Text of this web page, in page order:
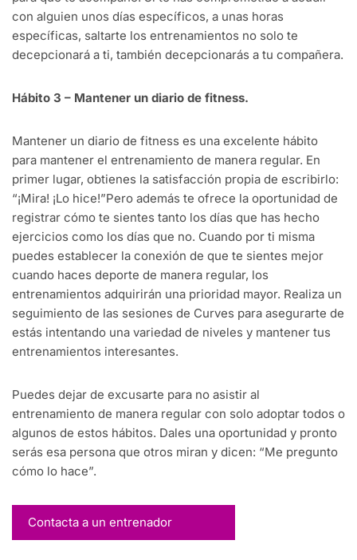
con alguien unos días específicos, a unas horas
específicas, saltarte los entrenamientos no solo te
decepcionará a ti, también decepcionarás a tu compañera.
Hábito 3 – Mantener un diario de fitness.
Mantener un diario de fitness es una excelente hábito
para mantener el entrenamiento de manera regular. En
primer lugar, obtienes la satisfacción propia de escribirlo:
“¡Mira! ¡Lo hice!”Pero además te ofrece la oportunidad de
registrar cómo te sientes tanto los días que has hecho
ejercicios como los días que no. Cuando por ti misma
puedes establecer la conexión de que te sientes mejor
cuando haces deporte de manera regular, los
entrenamientos adquirirán una prioridad mayor. Realiza un
seguimiento de las sesiones de Curves para asegurarte de
estás intentando una variedad de niveles y mantener tus
entrenamientos interesantes.
Puedes dejar de excusarte para no asistir al
entrenamiento de manera regular con solo adoptar todos o
algunos de estos hábitos. Dales una oportunidad y pronto
serás esa persona que otros miran y dicen: “Me pregunto
cómo lo hace”.
Contacta a un entrenador